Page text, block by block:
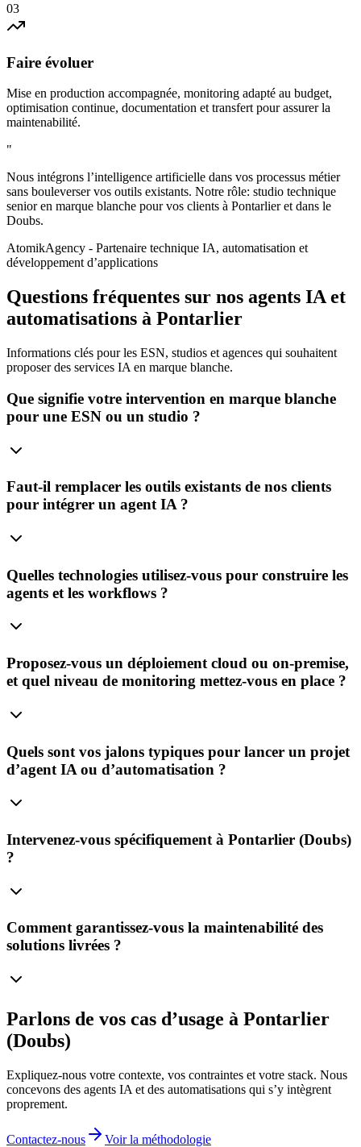
03
Faire évoluer
Mise en production accompagnée, monitoring adapté au budget,
optimisation continue, documentation et transfert pour assurer la
maintenabilité.
"
Nous intégrons l’intelligence artificielle dans vos processus métier
sans bouleverser vos outils existants. Notre rôle: studio technique
senior en marque blanche pour vos clients à Pontarlier et dans le
Doubs.
AtomikAgency - Partenaire technique IA, automatisation et
développement d’applications
Questions fréquentes sur nos agents IA et
automatisations à Pontarlier
Informations clés pour les ESN, studios et agences qui souhaitent
proposer des services IA en marque blanche.
Que signifie votre intervention en marque blanche
pour une ESN ou un studio ?
Faut‑il remplacer les outils existants de nos clients
pour intégrer un agent IA ?
Quelles technologies utilisez‑vous pour construire les
agents et les workflows ?
Proposez‑vous un déploiement cloud ou on‑premise,
et quel niveau de monitoring mettez‑vous en place ?
Quels sont vos jalons typiques pour lancer un projet
d’agent IA ou d’automatisation ?
Intervenez‑vous spécifiquement à Pontarlier (Doubs)
?
Comment garantissez‑vous la maintenabilité des
solutions livrées ?
Parlons de vos cas d’usage à Pontarlier
(Doubs)
Expliquez‑nous votre contexte, vos contraintes et votre stack. Nous
concevons des agents IA et des automatisations qui s’y intègrent
proprement.
Contactez‑nous Voir la méthodologie